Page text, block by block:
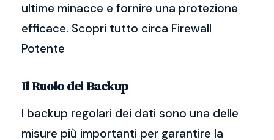
ultime minacce e fornire una protezione
efficace. Scopri tutto circa Firewall
Potente
Il Ruolo dei Backup
I backup regolari dei dati sono una delle
misure più importanti per garantire la